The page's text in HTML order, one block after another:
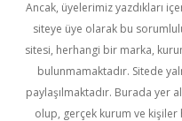
Ancak, üyelerimiz yazdıkları
siteye üye olarak bu
sitesi, herhangi bir marka,
bulunmamaktadır. Sitede
paylaşılmaktadır. Burada yer
olup, gerçek kurum ve kişiler